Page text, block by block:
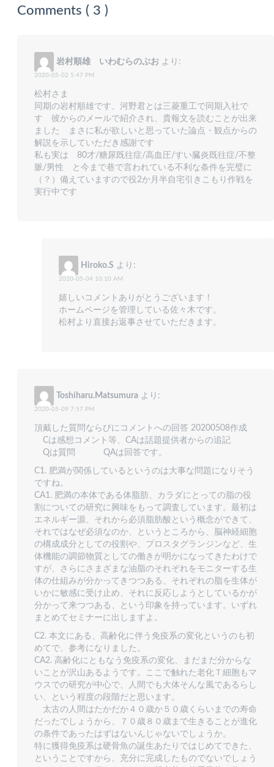
Comments ( 3 )
岩村順雄 いわむらのぶお より:
2020-05-02 5:47 PM
松村さま
同期の岩村順雄です、河野君とは三菱重工で同期入社で
す 彼からのメールで紹介され、貴報文を読むことが出来
ました まさに私が欲しいと思っていた論点・観点からの
解説を示していただき感謝です
私も実は 80才/糖尿既往症/高血圧/すい臓炎既往症/不整
脈/男性 と今まで巷で言われている不利な条件を完璧に
（？）備えていますので役2か月半自宅引きこもり作戦を
実行中です
Hiroko.S より:
2020-05-04 10:10 AM
嬉しいコメントありがとうございます！
ホームページを管理している佐々木です。
松村より直接お返事させていただきます。
Toshiharu.Matsumura より:
2020-05-09 7:57 PM
頂戴した質問ならびにコメントへの回答 20200508作成
Cは感想コメント等、CAは話題提供者からの追記
Qは質問 QAは回答です。
C1. 肥満が関係しているというのは大事な問題になりそう
ですね。
CA1. 肥満の本体である体脂肪、カラダにとっての脂の役
割についての研究に興味をもって調査しています。最初は
エネルギー源、それから必須脂肪酸という概念ができて、
それではなぜ必須なのか、というところから、脳神経細胞
の構成成分としての役割や、プロスタグランジンなど、生
体機能の調節物質としての働きが明かになってきたわけで
すが、さらにさまざまな油脂のそれぞれをモニターする生
体の仕組みが分かってきつつある、それぞれの脂を生体が
いかに敏感に受け止め、それに反応しようとしているかが
分かって来つつある、という印象を持っています。いずれ
まとめてセミナーに出しますよ。
C2. 本文にある、高齢化に伴う免疫系の変化というのも初
めてで、参考になりました。
CA2. 高齢化にともなう免疫系の変化、まだまだ分からな
いことが沢山あるようです。ここで触れた老化Ｔ細胞もマ
ウスでの研究が中心で、人間でも大体そんな風であるらし
い、という程度の段階だと思います。
太古の人間はたかだか４０歳か５０歳くらいまでの寿命
だったでしょうから、７０歳８０歳まで生きることが進化
の条件であったはずはないんじゃないでしょうか。
特に獲得免疫系は硬骨魚の誕生あたりではじめてできた、
ということですから、充分に完成したものでないでしょう